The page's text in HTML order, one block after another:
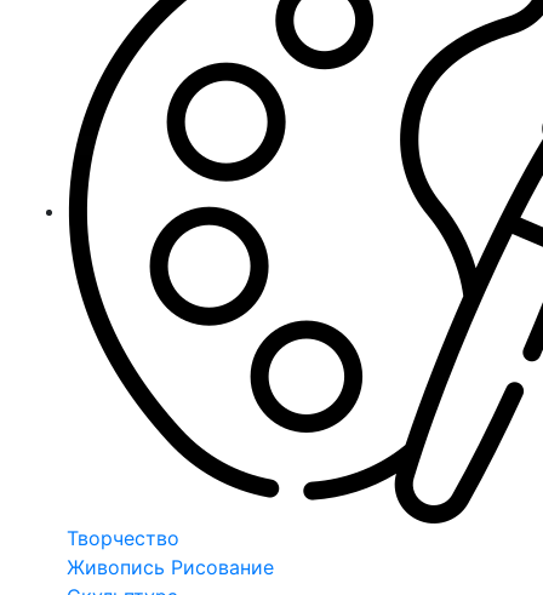
Творчество
Живопись Рисование